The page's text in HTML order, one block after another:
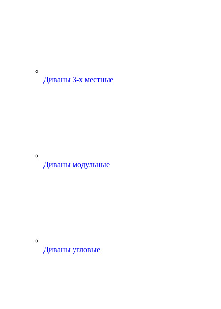
Диваны 3-х местные
Диваны модульные
Диваны угловые